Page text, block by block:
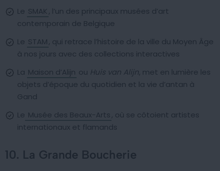
Le SMAK , l’un des principaux musées d’art
contemporain de Belgique
Le STAM, qui retrace l’histoire de la ville du Moyen Âge
à nos jours avec des collections interactives
La Maison d’Alijn ou Huis van Alijn, met en lumière les
objets d’époque du quotidien et la vie d’antan à
Gand
Le Musée des Beaux-Arts, où se côtoient artistes
internationaux et flamands
10. La Grande Boucherie